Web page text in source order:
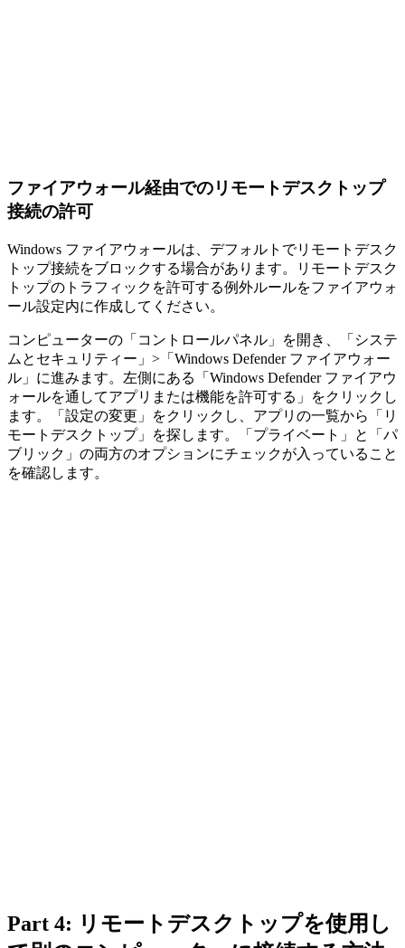
ファイアウォール経由でのリモートデスクトップ
接続の許可
Windows ファイアウォールは、デフォルトでリモートデスク
トップ接続をブロックする場合があります。リモートデスク
トップのトラフィックを許可する例外ルールをファイアウォ
ール設定内に作成してください。
コンピューターの「コントロールパネル」を開き、「システ
ムとセキュリティー」>「Windows Defender ファイアウォー
ル」に進みます。左側にある「Windows Defender ファイアウ
ォールを通してアプリまたは機能を許可する」をクリックし
ます。「設定の変更」をクリックし、アプリの一覧から「リ
モートデスクトップ」を探します。「プライベート」と「パ
ブリック」の両方のオプションにチェックが入っていること
を確認します。
Part 4: リモートデスクトップを使用し